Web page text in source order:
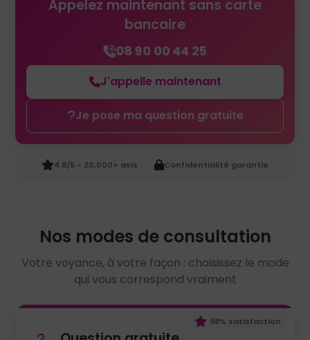
Appelez maintenant sans carte
bancaire
08 90 00 44 25
J'appelle maintenant
Je pose ma question gratuite
4.8/5 - 20,000+ avis Confidentialité garantie
Nos modes de consultation
Votre voyance, à votre façon : choisissez le mode
qui vous correspond vraiment
98% satisfaction